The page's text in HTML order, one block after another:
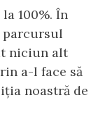
100%. În
parcursul
niciun alt
a-l face să
noastră de